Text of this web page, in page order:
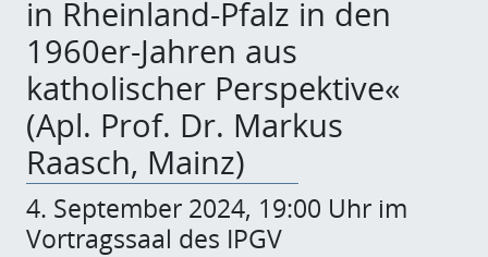
in Rheinland-Pfalz in den
1960er-Jahren aus
katholischer Perspektive«
(Apl. Prof. Dr. Markus
Raasch, Mainz)
4. September 2024, 19:00 Uhr im
Vortragssaal des IPGV